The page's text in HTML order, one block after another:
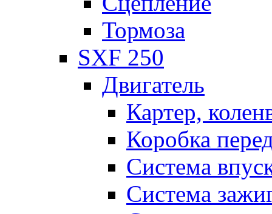
Тормоза
SXF 250
Двигатель
Картер,
Коробка
Система
Система